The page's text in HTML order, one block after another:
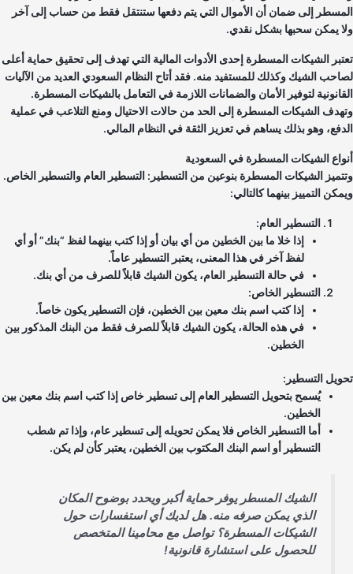
إلى ضمان أن الأموال التي يتم دفعها ستنتقل فقط من حساب إلى آخر
يمكن سحبها بشكل نقدي.
الشيكات المسطرة إحدى الأدوات المالية التي تهدف إلى تحقيق حماية أعلى
الشيك وكذلك للمستفيد منه. فقد أتاح النظام السعودي العديد من الآليات
لتوفير الأمان والضمانات اللازمة في التعامل بالشيكات المسطرة.
الشيكات المسطرة إلى الحد من حالات الاحتيال ومنع التلاعب في عملية
وهو بذلك يساهم في تعزيز الثقة في النظام المالي.
الشيكات المسطرة في السعودية
الشيكات المسطرة بنوعين من التسطير: التسطير العام والتسطير الخاص.
التمييز بينهما كالتالي:
التسطير العام:
إذا خلا ما بين الخطين من أي بيان أو إذا كتب بينهما لفظ “بنك” أو أي
لفظ آخر في هذا المعنى، يعتبر التسطير عاماً.
في حالة التسطير العام، يكون الشيك قابلاً للصرف من أي بنك.
التسطير الخاص:
إذا كتب اسم بنك معين بين الخطين، فإن التسطير يكون خاصاً.
في هذه الحالة، يكون الشيك قابلاً للصرف فقط من البنك المذكور بين
الخطين.
التسطير:
يُسمح بتحويل التسطير العام إلى تسطير خاص إذا كتب اسم بنك معين بين
الخطين.
أما التسطير الخاص فلا يمكن تحويله إلى تسطير عام، وإذا تم شطب
التسطير أو اسم البنك المكتوب بين الخطين، يعتبر كأن لم يكن.
الشيك المسطر يوفر حماية أكبر ويحدد بوضوح المكان
الذي يمكن صرفه منه. هل لديك أي استفسارات حول
الشيكات المسطرة؟ تواصل مع محامينا المتخصص
للحصول على استشارة قانونية!